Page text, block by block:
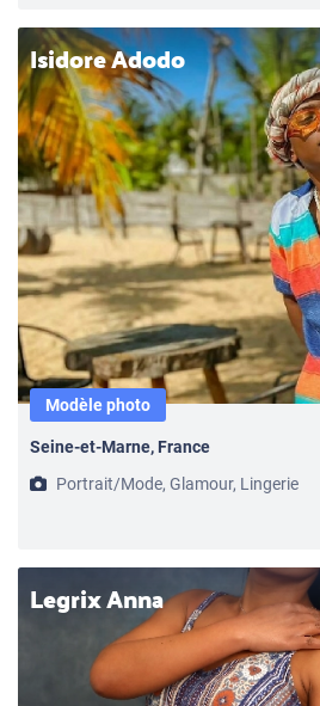
Isidore Adodo
Modèle photo
Seine-et-Marne, France
Portrait/Mode, Glamour, Lingerie
Legrix Anna